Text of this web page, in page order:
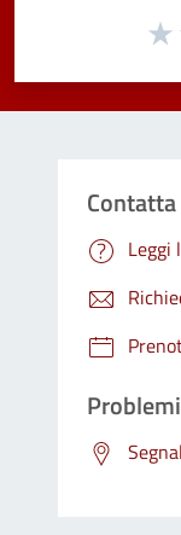
Valuta da 1 a 5
Leggi